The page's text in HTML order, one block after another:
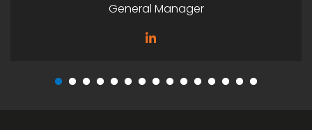
General Manager